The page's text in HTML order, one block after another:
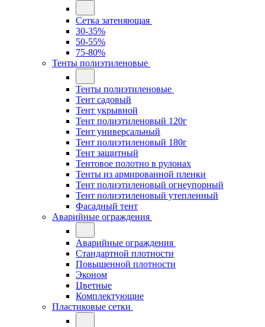
Сетка затеняющая
30-35%
50-55%
75-80%
Тенты полиэтиленовые
Тенты полиэтиленовые
Тент садовый
Тент укрывной
Тент полиэтиленовый 120г
Тент универсальный
Тент полиэтиленовый 180г
Тент защитный
Тентовое полотно в рулонах
Тенты из армированной пленки
Тент полиэтиленовый огнеупорный
Тент полиэтиленовый утепленный
Фасадный тент
Аварийные ограждения
Аварийные ограждения
Стандартной плотности
Повышенной плотности
Эконом
Цветные
Комплектующие
Пластиковые сетки